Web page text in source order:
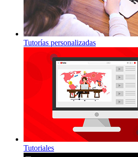
Tutorías personalizadas
Tutoriales